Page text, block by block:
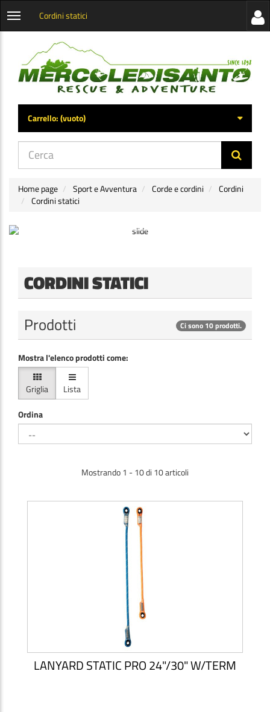
Apri
categorie
Cordini statici
di
Carrello:(vuoto)
Home page Sport e Avventura Corde e cordini
Cordini
Cordini statici
CORDINI STATICI
Prodotti Ci sono 10 prodotti.
Mostra l'elenco prodotti come:
Griglia
Lista
Ordina
Mostrando 1 - 10 di 10 articoli
LANYARD STATIC PRO 24"/30" W/TERM